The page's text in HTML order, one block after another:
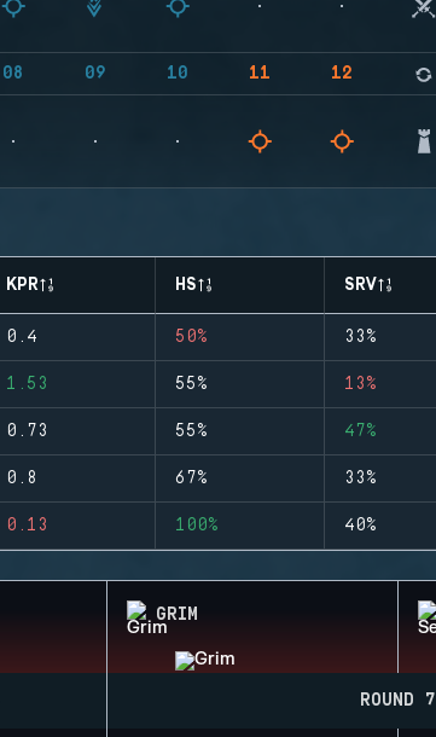
08 09 10 11 12
KPR HS SRV
0.4 50% 33%
1.53 55% 13%
0.73 55% 47%
0.8 67% 33%
0.13 100% 40%
GRIM
ROUND 7